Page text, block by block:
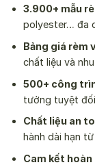
3.900+ mẫu
polyester… đa
Bảng giá rèm
chất liệu và
500+ công
tưởng tuyệt
Chất liệu an
hành dài hạn
Cam kết hoàn